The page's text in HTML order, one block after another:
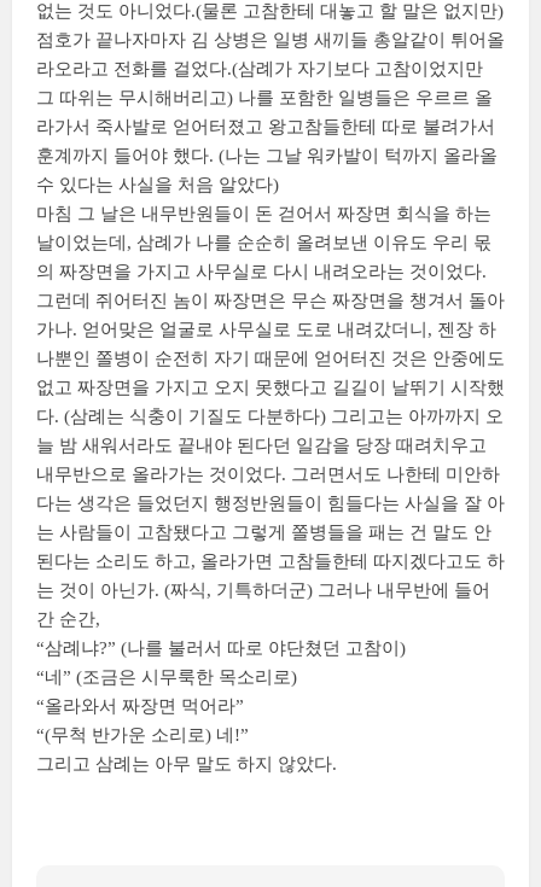
없는 것도 아니었다.(물론 고참한테 대놓고 할 말은 없지만)
점호가 끝나자마자 김 상병은 일병 새끼들 총알같이 튀어올
라오라고 전화를 걸었다.(삼례가 자기보다 고참이었지만
그 따위는 무시해버리고) 나를 포함한 일병들은 우르르 올
라가서 죽사발로 얻어터졌고 왕고참들한테 따로 불려가서
훈계까지 들어야 했다. (나는 그날 워카발이 턱까지 올라올
수 있다는 사실을 처음 알았다)
마침 그 날은 내무반원들이 돈 걷어서 짜장면 회식을 하는
날이었는데, 삼례가 나를 순순히 올려보낸 이유도 우리 몫
의 짜장면을 가지고 사무실로 다시 내려오라는 것이었다.
그런데 쥐어터진 놈이 짜장면은 무슨 짜장면을 챙겨서 돌아
가나. 얻어맞은 얼굴로 사무실로 도로 내려갔더니, 젠장 하
나뿐인 쫄병이 순전히 자기 때문에 얻어터진 것은 안중에도
없고 짜장면을 가지고 오지 못했다고 길길이 날뛰기 시작했
다. (삼례는 식충이 기질도 다분하다) 그리고는 아까까지 오
늘 밤 새워서라도 끝내야 된다던 일감을 당장 때려치우고
내무반으로 올라가는 것이었다. 그러면서도 나한테 미안하
다는 생각은 들었던지 행정반원들이 힘들다는 사실을 잘 아
는 사람들이 고참됐다고 그렇게 쫄병들을 패는 건 말도 안
된다는 소리도 하고, 올라가면 고참들한테 따지겠다고도 하
는 것이 아닌가. (짜식, 기특하더군) 그러나 내무반에 들어
간 순간,
“삼례냐?” (나를 불러서 따로 야단쳤던 고참이)
“네” (조금은 시무룩한 목소리로)
“올라와서 짜장면 먹어라”
“(무척 반가운 소리로) 네!”
그리고 삼례는 아무 말도 하지 않았다.